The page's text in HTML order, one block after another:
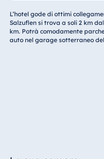
L’hotel gode di ottimi
Salzuflen si trova a soli 2 km
km. Potrà comodamente
auto nel garage sotterraneo